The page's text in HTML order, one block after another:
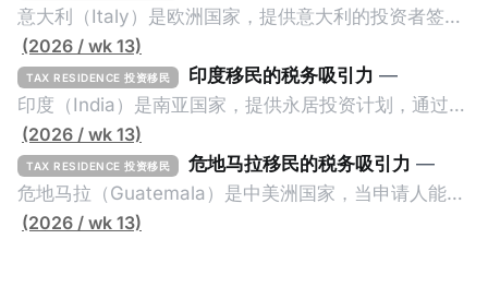
意大利（Italy）是欧洲国家，提供意大利的投资者签证
计划。申请人必须满足至少以下一项标准才能获得两年
投资者签证： * 投资200万欧元意大利政府债券； * 投
资50万欧元意大利股票； * 投资25万欧元于创新初创
企业；或 * 向意大利公共利益项目捐赠100万欧元。 当
投资者在居留许可证有效期的两年内保持投资，则可以
在居留证到期日前至少60天申请续签3年。当投资者经
过五年的实际居留（每年在意大利停留270天），申请
(2026 / wk 13)
TAX RESIDENCE 投资移民 印度移民的税务吸引力 —
印度（India）是南亚国家，提供永居投资计划，通过满
足特定的标准获得居留权。印度的永居投资计划要求申
请人透过外国直接投资（FDI）途径投资印度： * 申请
人必须在18个月内投资至少1亿卢比（约合773万人民
币）或36个月内投资至少2.5亿卢比（约合1933万人民
(2026 / wk 13)
TAX RESIDENCE 投资移民 危地马拉移民的税务吸引力 —
危地马拉（Guatemala）是中美洲国家，当申请人能够
证明被动收入或养老金收入，那么可以申请永久居留计
(2026 / wk 13)